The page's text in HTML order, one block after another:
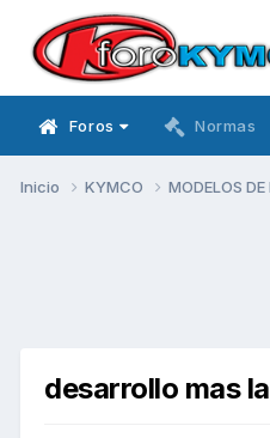
Foros Normas
Inicio KYMCO MODELOS
desarrollo mas